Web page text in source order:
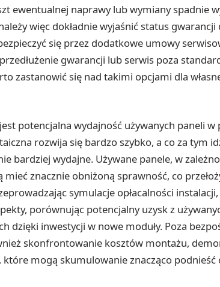
ewentualnej naprawy lub wymiany spadnie
więc dokładnie wyjaśnić status gwarancji
się przez dodatkowe umowy
gwarancji lub serwis poza
zastanowić się nad takimi opcjami dla
potencjalna wydajność używanych paneli
rozwija się bardzo szybko, a co za tym
bardziej wydajne. Używane panele, w
znacznie obniżoną sprawność, co
symulacje opłacalności
porównując potencjalny uzysk z
dzięki inwestycji w nowe moduły. Poza
skonfrontowanie kosztów montażu,
mogą skumulowanie znacząco podnieść